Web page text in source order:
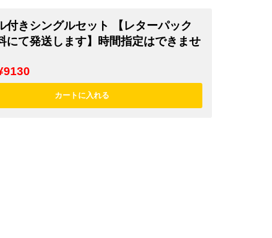
付きシングルセット 【レターパック
にて発送します】時間指定はできませ